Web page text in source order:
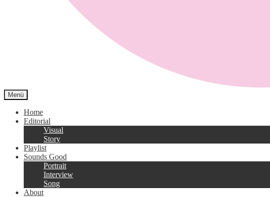
Sound Closet
Menü
Home
Editorial
Visual
Story
Playlist
Sounds Good
Portrait
Interview
Song
About